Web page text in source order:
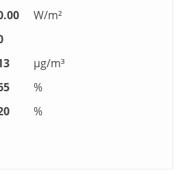
W/m²
μg/m³
%
%